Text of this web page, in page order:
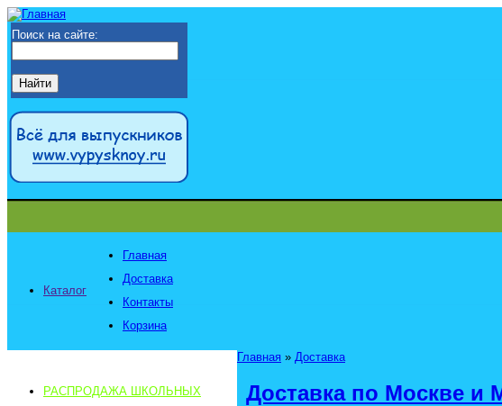
Поиск на сайте:
Каталог
Главная
Доставка
Контакты
Корзина
РАСПРОДАЖА ШКОЛЬНЫХ
Главная » Доставка
Доставка по Москве и